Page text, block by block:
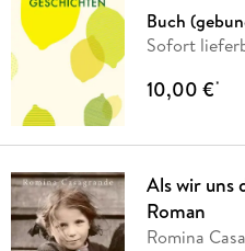
Buch
Sofort
10,00 €*
Als wir uns
Roman
Romina